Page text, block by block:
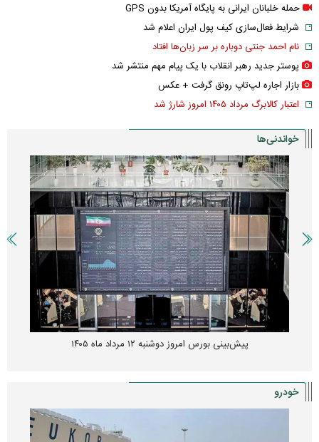
حمله خلبانان ایرانی به پایگاه آمریکا بدون GPS
شرایط فعال‌سازی کیف پول ایران اعلام شد
نام احمد جنتی دوباره بر سر زبان‌ها افتاد
پوستر جدید رهبر انقلاب با یک پیام مهم منتشر شد
بازار اجاره لپ‌تاپ رونق گرفت + عکس
اعتبار کالابرگ مرداد ۱۴۰۵ امروز شارژ شد
خواندنی‌ها
پیش‌بینی بورس امروز دوشنبه ۱۲ مرداد ماه ۱۴۰۵
خودرو